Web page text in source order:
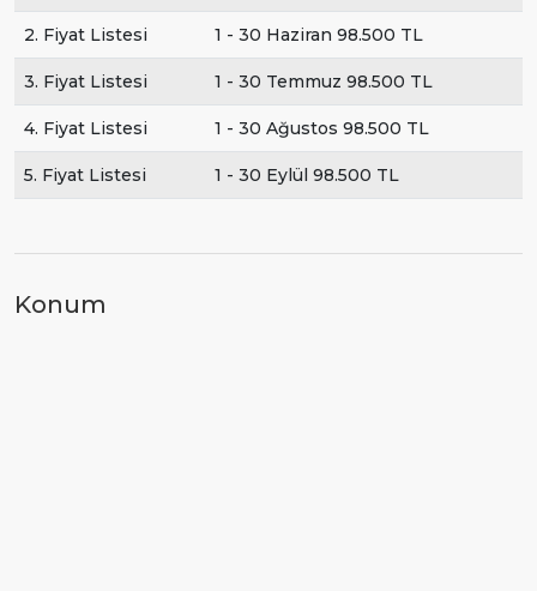
2. Fiyat Listesi 1 - 30 Haziran 98.500 TL
3. Fiyat Listesi 1 - 30 Temmuz 98.500 TL
4. Fiyat Listesi 1 - 30 Ağustos 98.500 TL
5. Fiyat Listesi 1 - 30 Eylül 98.500 TL
Konum